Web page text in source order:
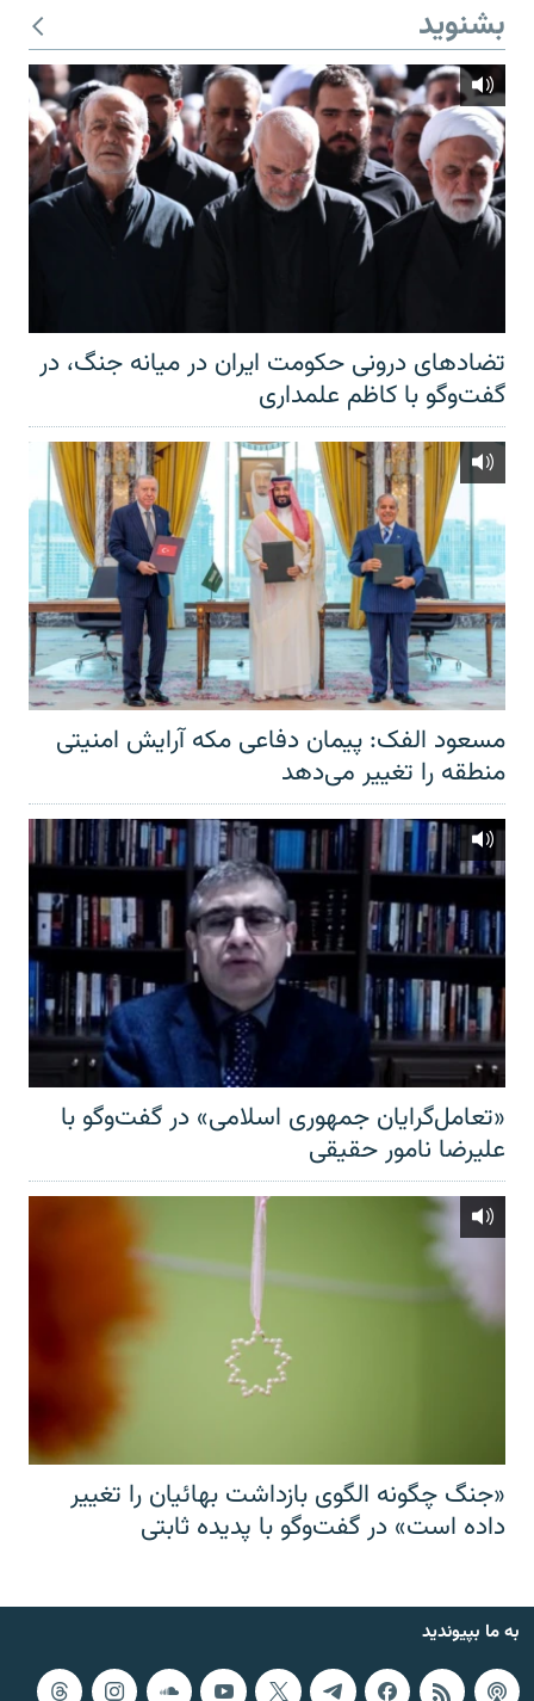
بشنوید
تضادهای درونی حکومت ایران در میانه جنگ، در
گفت‌‌وگو با کاظم علمداری
مسعود الفک: پیمان دفاعی مکه آرایش امنیتی
منطقه را تغییر می‌دهد
«تعامل‌گرایان جمهوری اسلامی» در گفت‌وگو با
علیرضا نامور حقیقی
«جنگ چگونه الگوی بازداشت بهائیان را تغییر
داده است» در گفت‌وگو با پدیده ثابتی
به ما بپیوندید